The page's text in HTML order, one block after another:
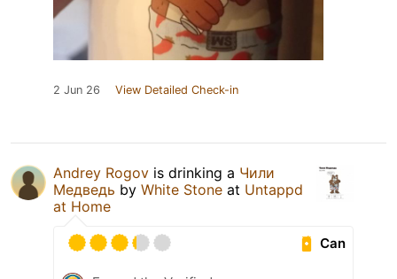
2 Jun 26 View Detailed Check-in
Andrey Rogov is drinking a Чили
Медведь by White Stone at Untappd
at Home
Can